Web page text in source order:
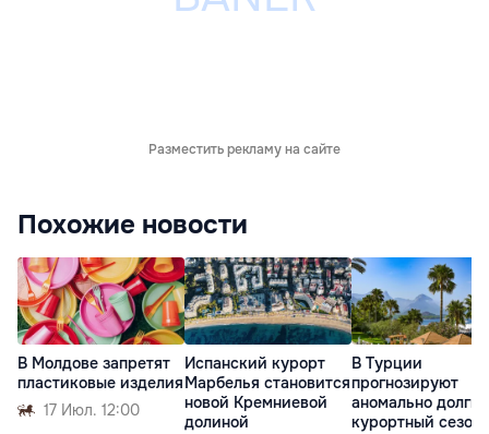
Разместить рекламу на сайте
Похожие новости
В Молдове запретят
пластиковые изделия
17 Июл. 12:00
Испанский курорт
Марбелья становится
новой Кремниевой
долиной
В Турции
прогнозируют
аномально долгий
курортный сезон